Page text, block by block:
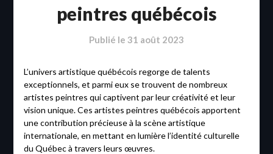
peintres québécois
Publié le 31 août 2023
L’univers artistique québécois regorge de talents
exceptionnels, et parmi eux se trouvent de nombreux
artistes peintres qui captivent par leur créativité et leur
vision unique. Ces artistes peintres québécois apportent
une contribution précieuse à la scène artistique
internationale, en mettant en lumière l’identité culturelle
du Québec à travers leurs œuvres.